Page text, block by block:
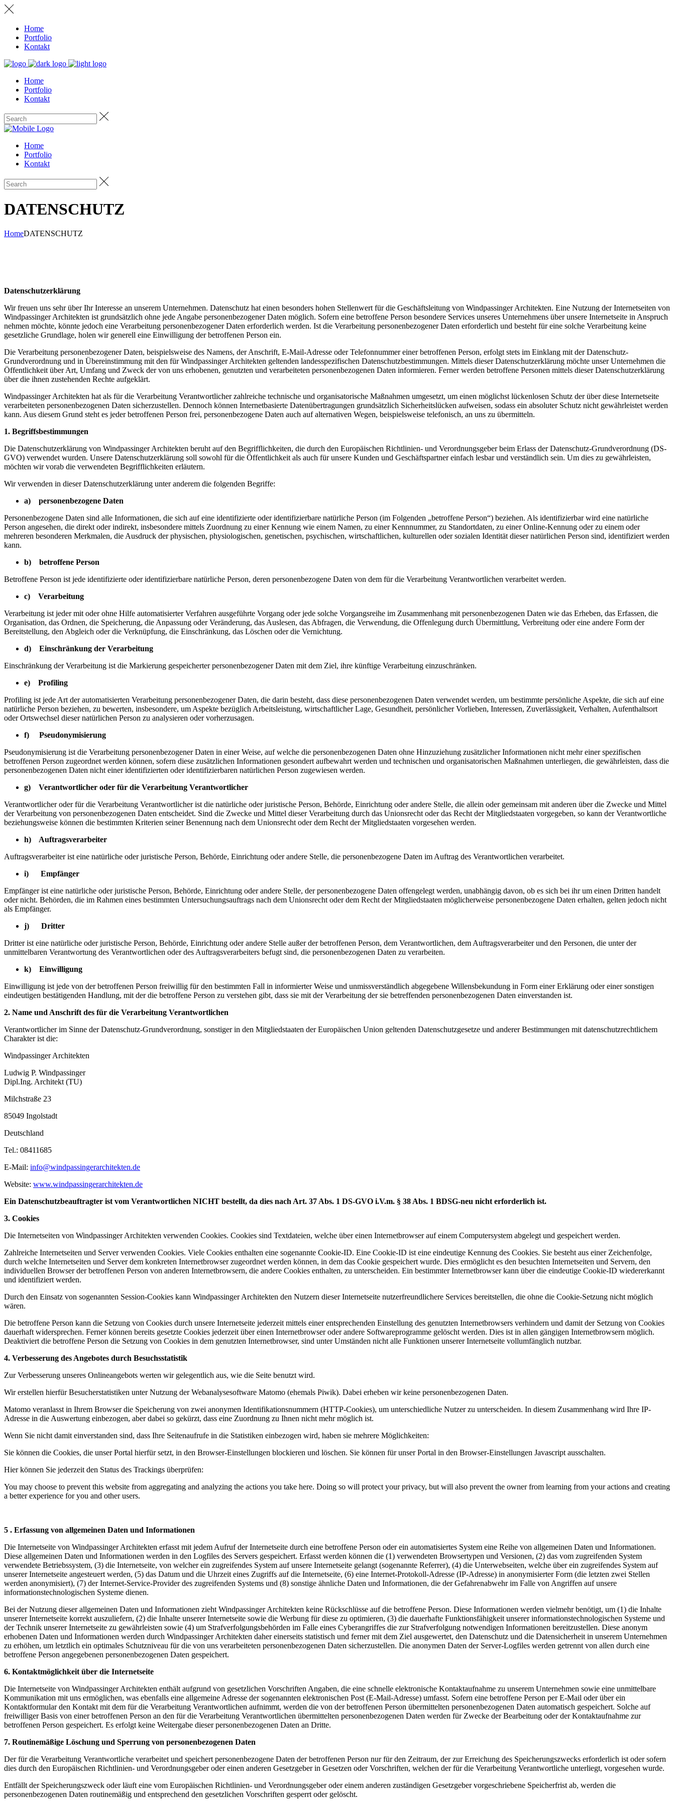
Home
Portfolio
Kontakt
Home
Portfolio
Kontakt
Home
Portfolio
Kontakt
DATENSCHUTZ
HomeDATENSCHUTZ
Datenschutzerklärung
Wir freuen uns sehr über Ihr Interesse an unserem Unternehmen. Datenschutz hat einen besonders hohen Stellenwert für die Geschäftsleitung von Windpassinger Architekten. Eine Nutzung der Internetseiten von
Windpassinger Architekten ist grundsätzlich ohne jede Angabe personenbezogener Daten möglich. Sofern eine betroffene Person besondere Services unseres Unternehmens über unsere Internetseite in Anspruch
nehmen möchte, könnte jedoch eine Verarbeitung personenbezogener Daten erforderlich werden. Ist die Verarbeitung personenbezogener Daten erforderlich und besteht für eine solche Verarbeitung keine
gesetzliche Grundlage, holen wir generell eine Einwilligung der betroffenen Person ein.
Die Verarbeitung personenbezogener Daten, beispielsweise des Namens, der Anschrift, E-Mail-Adresse oder Telefonnummer einer betroffenen Person, erfolgt stets im Einklang mit der Datenschutz-
Grundverordnung und in Übereinstimmung mit den für Windpassinger Architekten geltenden landesspezifischen Datenschutzbestimmungen. Mittels dieser Datenschutzerklärung möchte unser Unternehmen die
Öffentlichkeit über Art, Umfang und Zweck der von uns erhobenen, genutzten und verarbeiteten personenbezogenen Daten informieren. Ferner werden betroffene Personen mittels dieser Datenschutzerklärung
über die ihnen zustehenden Rechte aufgeklärt.
Windpassinger Architekten hat als für die Verarbeitung Verantwortlicher zahlreiche technische und organisatorische Maßnahmen umgesetzt, um einen möglichst lückenlosen Schutz der über diese Internetseite
verarbeiteten personenbezogenen Daten sicherzustellen. Dennoch können Internetbasierte Datenübertragungen grundsätzlich Sicherheitslücken aufweisen, sodass ein absoluter Schutz nicht gewährleistet werden
kann. Aus diesem Grund steht es jeder betroffenen Person frei, personenbezogene Daten auch auf alternativen Wegen, beispielsweise telefonisch, an uns zu übermitteln.
1. Begriffsbestimmungen
Die Datenschutzerklärung von Windpassinger Architekten beruht auf den Begrifflichkeiten, die durch den Europäischen Richtlinien- und Verordnungsgeber beim Erlass der Datenschutz-Grundverordnung (DS-
GVO) verwendet wurden. Unsere Datenschutzerklärung soll sowohl für die Öffentlichkeit als auch für unsere Kunden und Geschäftspartner einfach lesbar und verständlich sein. Um dies zu gewährleisten,
möchten wir vorab die verwendeten Begrifflichkeiten erläutern.
Wir verwenden in dieser Datenschutzerklärung unter anderem die folgenden Begriffe:
a) personenbezogene Daten
Personenbezogene Daten sind alle Informationen, die sich auf eine identifizierte oder identifizierbare natürliche Person (im Folgenden „betroffene Person“) beziehen. Als identifizierbar wird eine natürliche
Person angesehen, die direkt oder indirekt, insbesondere mittels Zuordnung zu einer Kennung wie einem Namen, zu einer Kennnummer, zu Standortdaten, zu einer Online-Kennung oder zu einem oder
mehreren besonderen Merkmalen, die Ausdruck der physischen, physiologischen, genetischen, psychischen, wirtschaftlichen, kulturellen oder sozialen Identität dieser natürlichen Person sind, identifiziert werden
kann.
b) betroffene Person
Betroffene Person ist jede identifizierte oder identifizierbare natürliche Person, deren personenbezogene Daten von dem für die Verarbeitung Verantwortlichen verarbeitet werden.
c) Verarbeitung
Verarbeitung ist jeder mit oder ohne Hilfe automatisierter Verfahren ausgeführte Vorgang oder jede solche Vorgangsreihe im Zusammenhang mit personenbezogenen Daten wie das Erheben, das Erfassen, die
Organisation, das Ordnen, die Speicherung, die Anpassung oder Veränderung, das Auslesen, das Abfragen, die Verwendung, die Offenlegung durch Übermittlung, Verbreitung oder eine andere Form der
Bereitstellung, den Abgleich oder die Verknüpfung, die Einschränkung, das Löschen oder die Vernichtung.
d) Einschränkung der Verarbeitung
Einschränkung der Verarbeitung ist die Markierung gespeicherter personenbezogener Daten mit dem Ziel, ihre künftige Verarbeitung einzuschränken.
e) Profiling
Profiling ist jede Art der automatisierten Verarbeitung personenbezogener Daten, die darin besteht, dass diese personenbezogenen Daten verwendet werden, um bestimmte persönliche Aspekte, die sich auf eine
natürliche Person beziehen, zu bewerten, insbesondere, um Aspekte bezüglich Arbeitsleistung, wirtschaftlicher Lage, Gesundheit, persönlicher Vorlieben, Interessen, Zuverlässigkeit, Verhalten, Aufenthaltsort
oder Ortswechsel dieser natürlichen Person zu analysieren oder vorherzusagen.
f) Pseudonymisierung
Pseudonymisierung ist die Verarbeitung personenbezogener Daten in einer Weise, auf welche die personenbezogenen Daten ohne Hinzuziehung zusätzlicher Informationen nicht mehr einer spezifischen
betroffenen Person zugeordnet werden können, sofern diese zusätzlichen Informationen gesondert aufbewahrt werden und technischen und organisatorischen Maßnahmen unterliegen, die gewährleisten, dass die
personenbezogenen Daten nicht einer identifizierten oder identifizierbaren natürlichen Person zugewiesen werden.
g) Verantwortlicher oder für die Verarbeitung Verantwortlicher
Verantwortlicher oder für die Verarbeitung Verantwortlicher ist die natürliche oder juristische Person, Behörde, Einrichtung oder andere Stelle, die allein oder gemeinsam mit anderen über die Zwecke und Mittel
der Verarbeitung von personenbezogenen Daten entscheidet. Sind die Zwecke und Mittel dieser Verarbeitung durch das Unionsrecht oder das Recht der Mitgliedstaaten vorgegeben, so kann der Verantwortliche
beziehungsweise können die bestimmten Kriterien seiner Benennung nach dem Unionsrecht oder dem Recht der Mitgliedstaaten vorgesehen werden.
h) Auftragsverarbeiter
Auftragsverarbeiter ist eine natürliche oder juristische Person, Behörde, Einrichtung oder andere Stelle, die personenbezogene Daten im Auftrag des Verantwortlichen verarbeitet.
i) Empfänger
Empfänger ist eine natürliche oder juristische Person, Behörde, Einrichtung oder andere Stelle, der personenbezogene Daten offengelegt werden, unabhängig davon, ob es sich bei ihr um einen Dritten handelt
oder nicht. Behörden, die im Rahmen eines bestimmten Untersuchungsauftrags nach dem Unionsrecht oder dem Recht der Mitgliedstaaten möglicherweise personenbezogene Daten erhalten, gelten jedoch nicht
als Empfänger.
j) Dritter
Dritter ist eine natürliche oder juristische Person, Behörde, Einrichtung oder andere Stelle außer der betroffenen Person, dem Verantwortlichen, dem Auftragsverarbeiter und den Personen, die unter der
unmittelbaren Verantwortung des Verantwortlichen oder des Auftragsverarbeiters befugt sind, die personenbezogenen Daten zu verarbeiten.
k) Einwilligung
Einwilligung ist jede von der betroffenen Person freiwillig für den bestimmten Fall in informierter Weise und unmissverständlich abgegebene Willensbekundung in Form einer Erklärung oder einer sonstigen
eindeutigen bestätigenden Handlung, mit der die betroffene Person zu verstehen gibt, dass sie mit der Verarbeitung der sie betreffenden personenbezogenen Daten einverstanden ist.
2. Name und Anschrift des für die Verarbeitung Verantwortlichen
Verantwortlicher im Sinne der Datenschutz-Grundverordnung, sonstiger in den Mitgliedstaaten der Europäischen Union geltenden Datenschutzgesetze und anderer Bestimmungen mit datenschutzrechtlichem
Charakter ist die:
Windpassinger Architekten
Ludwig P. Windpassinger
Dipl.Ing. Architekt (TU)
Milchstraße 23
85049 Ingolstadt
Deutschland
Tel.: 08411685
E-Mail: info@windpassingerarchitekten.de
Website: www.windpassingerarchitekten.de
Ein Datenschutzbeauftragter ist vom Verantwortlichen NICHT bestellt, da dies nach Art. 37 Abs. 1 DS-GVO i.V.m. § 38 Abs. 1 BDSG-neu nicht erforderlich ist.
3. Cookies
Die Internetseiten von Windpassinger Architekten verwenden Cookies. Cookies sind Textdateien, welche über einen Internetbrowser auf einem Computersystem abgelegt und gespeichert werden.
Zahlreiche Internetseiten und Server verwenden Cookies. Viele Cookies enthalten eine sogenannte Cookie-ID. Eine Cookie-ID ist eine eindeutige Kennung des Cookies. Sie besteht aus einer Zeichenfolge,
durch welche Internetseiten und Server dem konkreten Internetbrowser zugeordnet werden können, in dem das Cookie gespeichert wurde. Dies ermöglicht es den besuchten Internetseiten und Servern, den
individuellen Browser der betroffenen Person von anderen Internetbrowsern, die andere Cookies enthalten, zu unterscheiden. Ein bestimmter Internetbrowser kann über die eindeutige Cookie-ID wiedererkannt
und identifiziert werden.
Durch den Einsatz von sogenannten Session-Cookies kann Windpassinger Architekten den Nutzern dieser Internetseite nutzerfreundlichere Services bereitstellen, die ohne die Cookie-Setzung nicht möglich
wären.
Die betroffene Person kann die Setzung von Cookies durch unsere Internetseite jederzeit mittels einer entsprechenden Einstellung des genutzten Internetbrowsers verhindern und damit der Setzung von Cookies
dauerhaft widersprechen. Ferner können bereits gesetzte Cookies jederzeit über einen Internetbrowser oder andere Softwareprogramme gelöscht werden. Dies ist in allen gängigen Internetbrowsern möglich.
Deaktiviert die betroffene Person die Setzung von Cookies in dem genutzten Internetbrowser, sind unter Umständen nicht alle Funktionen unserer Internetseite vollumfänglich nutzbar.
4. Verbesserung des Angebotes durch Besuchsstatistik
Zur Verbesserung unseres Onlineangebots werten wir gelegentlich aus, wie die Seite benutzt wird.
Wir erstellen hierfür Besucherstatistiken unter Nutzung der Webanalysesoftware Matomo (ehemals Piwik). Dabei erheben wir keine personenbezogenen Daten.
Matomo veranlasst in Ihrem Browser die Speicherung von zwei anonymen Identifikationsnummern (HTTP-Cookies), um unterschiedliche Nutzer zu unterscheiden. In diesem Zusammenhang wird Ihre IP-
Adresse in die Auswertung einbezogen, aber dabei so gekürzt, dass eine Zuordnung zu Ihnen nicht mehr möglich ist.
Wenn Sie nicht damit einverstanden sind, dass Ihre Seitenaufrufe in die Statistiken einbezogen wird, haben sie mehrere Möglichkeiten:
Sie können die Cookies, die unser Portal hierfür setzt, in den Browser-Einstellungen blockieren und löschen. Sie können für unser Portal in den Browser-Einstellungen Javascript ausschalten.
Hier können Sie jederzeit den Status des Trackings überprüfen:
You may choose to prevent this website from aggregating and analyzing the actions you take here. Doing so will protect your privacy, but will also prevent the owner from learning from your actions and creating
a better experience for you and other users.
5 . Erfassung von allgemeinen Daten und Informationen
Die Internetseite von Windpassinger Architekten erfasst mit jedem Aufruf der Internetseite durch eine betroffene Person oder ein automatisiertes System eine Reihe von allgemeinen Daten und Informationen.
Diese allgemeinen Daten und Informationen werden in den Logfiles des Servers gespeichert. Erfasst werden können die (1) verwendeten Browsertypen und Versionen, (2) das vom zugreifenden System
verwendete Betriebssystem, (3) die Internetseite, von welcher ein zugreifendes System auf unsere Internetseite gelangt (sogenannte Referrer), (4) die Unterwebseiten, welche über ein zugreifendes System auf
unserer Internetseite angesteuert werden, (5) das Datum und die Uhrzeit eines Zugriffs auf die Internetseite, (6) eine Internet-Protokoll-Adresse (IP-Adresse) in anonymisierter Form (die letzten zwei Stellen
werden anonymisiert), (7) der Internet-Service-Provider des zugreifenden Systems und (8) sonstige ähnliche Daten und Informationen, die der Gefahrenabwehr im Falle von Angriffen auf unsere
informationstechnologischen Systeme dienen.
Bei der Nutzung dieser allgemeinen Daten und Informationen zieht Windpassinger Architekten keine Rückschlüsse auf die betroffene Person. Diese Informationen werden vielmehr benötigt, um (1) die Inhalte
unserer Internetseite korrekt auszuliefern, (2) die Inhalte unserer Internetseite sowie die Werbung für diese zu optimieren, (3) die dauerhafte Funktionsfähigkeit unserer informationstechnologischen Systeme und
der Technik unserer Internetseite zu gewährleisten sowie (4) um Strafverfolgungsbehörden im Falle eines Cyberangriffes die zur Strafverfolgung notwendigen Informationen bereitzustellen. Diese anonym
erhobenen Daten und Informationen werden durch Windpassinger Architekten daher einerseits statistisch und ferner mit dem Ziel ausgewertet, den Datenschutz und die Datensicherheit in unserem Unternehmen
zu erhöhen, um letztlich ein optimales Schutzniveau für die von uns verarbeiteten personenbezogenen Daten sicherzustellen. Die anonymen Daten der Server-Logfiles werden getrennt von allen durch eine
betroffene Person angegebenen personenbezogenen Daten gespeichert.
6. Kontaktmöglichkeit über die Internetseite
Die Internetseite von Windpassinger Architekten enthält aufgrund von gesetzlichen Vorschriften Angaben, die eine schnelle elektronische Kontaktaufnahme zu unserem Unternehmen sowie eine unmittelbare
Kommunikation mit uns ermöglichen, was ebenfalls eine allgemeine Adresse der sogenannten elektronischen Post (E-Mail-Adresse) umfasst. Sofern eine betroffene Person per E-Mail oder über ein
Kontaktformular den Kontakt mit dem für die Verarbeitung Verantwortlichen aufnimmt, werden die von der betroffenen Person übermittelten personenbezogenen Daten automatisch gespeichert. Solche auf
freiwilliger Basis von einer betroffenen Person an den für die Verarbeitung Verantwortlichen übermittelten personenbezogenen Daten werden für Zwecke der Bearbeitung oder der Kontaktaufnahme zur
betroffenen Person gespeichert. Es erfolgt keine Weitergabe dieser personenbezogenen Daten an Dritte.
7. Routinemäßige Löschung und Sperrung von personenbezogenen Daten
Der für die Verarbeitung Verantwortliche verarbeitet und speichert personenbezogene Daten der betroffenen Person nur für den Zeitraum, der zur Erreichung des Speicherungszwecks erforderlich ist oder sofern
dies durch den Europäischen Richtlinien- und Verordnungsgeber oder einen anderen Gesetzgeber in Gesetzen oder Vorschriften, welchen der für die Verarbeitung Verantwortliche unterliegt, vorgesehen wurde.
Entfällt der Speicherungszweck oder läuft eine vom Europäischen Richtlinien- und Verordnungsgeber oder einem anderen zuständigen Gesetzgeber vorgeschriebene Speicherfrist ab, werden die
personenbezogenen Daten routinemäßig und entsprechend den gesetzlichen Vorschriften gesperrt oder gelöscht.